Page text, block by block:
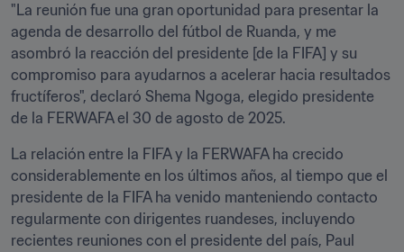
"La reunión fue una gran oportunidad para presentar la
agenda de desarrollo del fútbol de Ruanda, y me
asombró la reacción del presidente [de la FIFA] y su
compromiso para ayudarnos a acelerar hacia resultados
fructíferos", declaró Shema Ngoga, elegido presidente
de la FERWAFA el 30 de agosto de 2025.
La relación entre la FIFA y la FERWAFA ha crecido
considerablemente en los últimos años, al tiempo que el
presidente de la FIFA ha venido manteniendo contacto
regularmente con dirigentes ruandeses, incluyendo
recientes reuniones con el presidente del país, Paul